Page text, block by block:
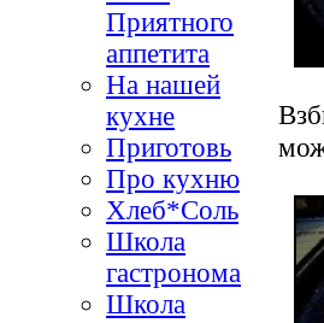
Приятного
аппетита
На нашей
кухне
Приготовь
Про кухню
Хлеб*Соль
Школа
гастронома
Школа